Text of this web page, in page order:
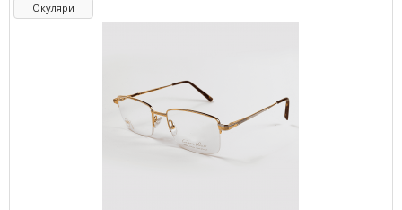
Окуляри